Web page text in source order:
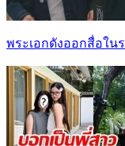
พระเอกดังออกสื่อใน